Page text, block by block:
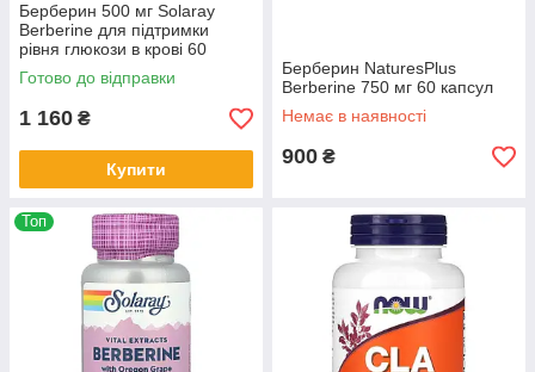
Берберин 500 мг Solaray
Berberine для підтримки
рівня глюкози в крові 60
рослинних капсул
Готово до відправки
1 160 ₴
Купити
Берберин NaturesPlus
Berberine 750 мг 60 капсул
Немає в наявності
900 ₴
Топ